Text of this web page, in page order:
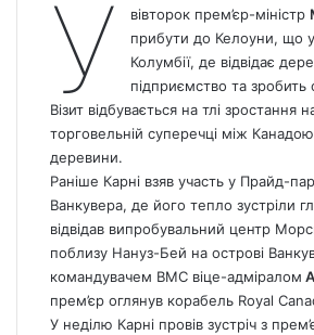
У вівторок прем’єр-міністр
прибути до Келоуни, що у
Колумбії, де відвідає
підприємство та зробить
Візит відбувається на тлі зростання
торговельній суперечці між
деревини.
Раніше Карні взяв участь у Прайд-
Ванкувера, де його тепло зустріли
відвідав випробувальний центр
поблизу Нануз-Бей на острові
командувачем ВМС віце-адміралом
прем’єр оглянув корабель Royal
У неділю Карні провів зустріч з